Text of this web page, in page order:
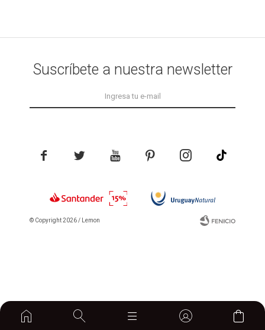
home 
Suscríbete a nuestra newsletter
    
© Copyright 2026 / Lemon
Fenicio